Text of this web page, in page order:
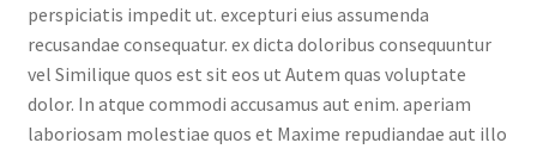
perspiciatis impedit ut. excepturi eius assumenda
recusandae consequatur. ex dicta doloribus consequuntur
vel Similique quos est sit eos ut Autem quas voluptate
dolor. In atque commodi accusamus aut enim. aperiam
laboriosam molestiae quos et Maxime repudiandae aut illo